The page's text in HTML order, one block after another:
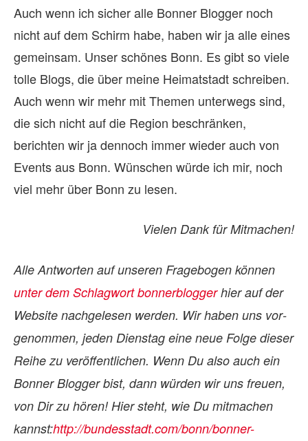
Auch wenn ich sicher alle Bonner Blogger noch
nicht auf dem Schirm habe, haben wir ja alle eines
gemeinsam. Unser schönes Bonn. Es gibt so viele
tolle Blogs, die über meine Heimatstadt schreiben.
Auch wenn wir mehr mit Themen unterwegs sind,
die sich nicht auf die Region beschränken,
berichten wir ja dennoch immer wieder auch von
Events aus Bonn. Wünschen würde ich mir, noch
viel mehr über Bonn zu lesen.
Vielen Dank für Mitmachen!
Alle Ant­wor­ten auf un­se­ren Fra­ge­bo­gen kön­nen
un­ter dem Schlag­wort bon­ner­blog­gerhier auf der
Web­site nach­ge­le­sen wer­den. Wir ha­ben uns vor­
ge­nom­men, je­den Diens­tag eine neue Folge die­ser
Reihe zu ver­öf­fent­li­chen. Wenn Du also auch ein
Bon­ner Blog­ger bist, dann wür­den wir uns freuen,
von Dir zu hö­ren! Hier steht, wie Du mit­ma­chen
kannst:http://bundesstadt.com/bonn/bonner-